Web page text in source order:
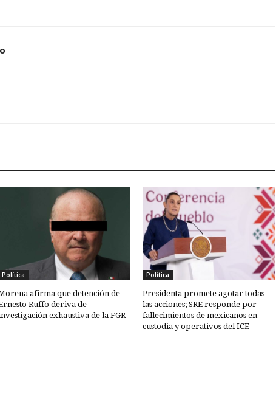
Política
afirma que detención de
Ruffo deriva de
exhaustiva de la FGR
Política
Presidenta promete agotar todas
las acciones; SRE responde por
fallecimientos de mexicanos en
custodia y operativos del ICE